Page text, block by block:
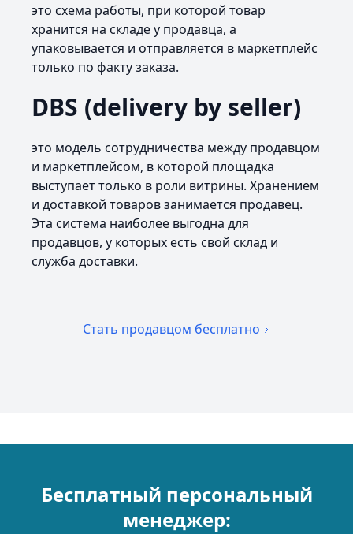
это схема работы, при которой товар
хранится на складе у продавца, а
упаковывается и отправляется в маркетплейс
только по факту заказа.
DBS (delivery by seller)
это модель сотрудничества между продавцом
и маркетплейсом, в которой площадка
выступает только в роли витрины. Хранением
и доставкой товаров занимается продавец.
Эта система наиболее выгодна для
продавцов, у которых есть свой склад и
служба доставки.
Стать продавцом бесплатно
Бесплатный персональный
менеджер: